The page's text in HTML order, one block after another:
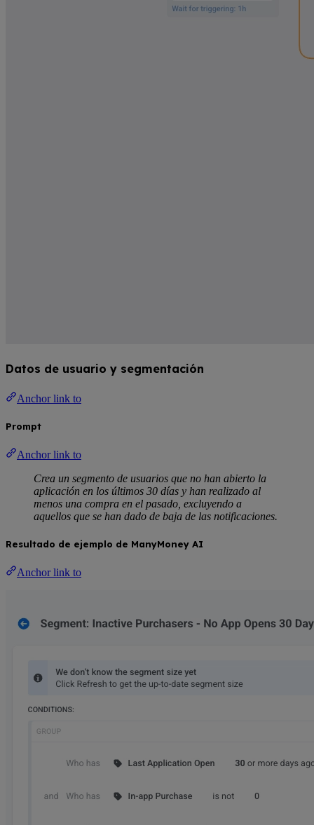
Datos de usuario y segmentación
Anchor link to
Prompt
Anchor link to
Crea un segmento de usuarios que no han abierto la
aplicación en los últimos 30 días y han realizado al
menos una compra en el pasado, excluyendo a
aquellos que se han dado de baja de las notificaciones.
Resultado de ejemplo de ManyMoney AI
Anchor link to